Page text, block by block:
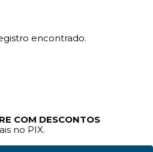
encontrado.
COM DESCONTOS
no PIX.